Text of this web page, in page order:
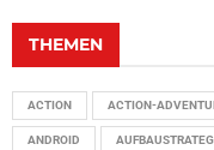
THEMEN
ACTION ACTION-
ANDROID